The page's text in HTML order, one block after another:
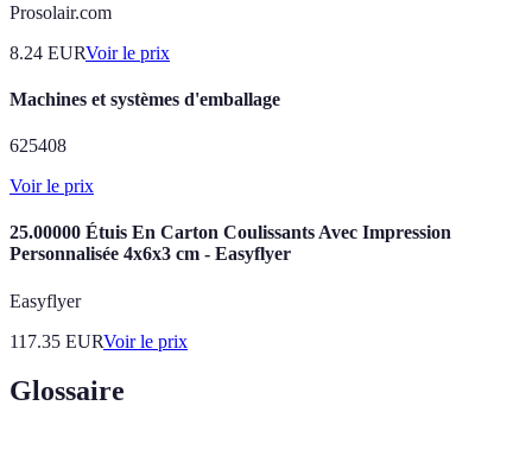
Prosolair.com
8.24 EURVoir le prix
Machines et systèmes d'emballage
625408
Voir le prix
25.00000 Étuis En Carton Coulissants Avec Impression
Personnalisée 4x6x3 cm - Easyflyer
Easyflyer
117.35 EURVoir le prix
Glossaire